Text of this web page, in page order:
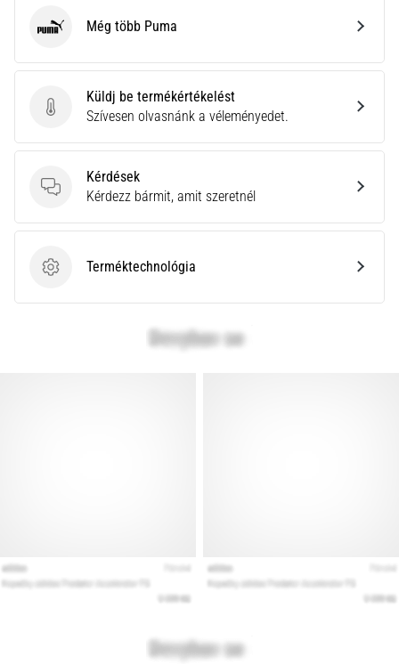
Küldj be termékértékelést
Küldj be termékértékelést
Szívesen olvasnánk a véleményedet.
Kérdések
Kérdések
Kérdezz bármit, amit szeretnél
Terméktechnológia
Terméktechnológia
Puma Még több Puma